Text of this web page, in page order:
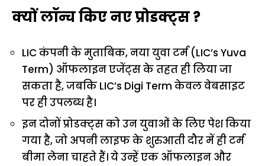
क्यों लॉन्च किए नए प्रोडक्ट्स ?
LIC कंपनी के मुताबिक, नया युवा टर्म (LIC’s Yuva
Term) ऑफलाइन एजेंट्स के तहत ही लिया जा
सकता है, जबकि LIC’s Digi Term केवल वेबसाइट
पर ही उपलब्ध है।
इन दोनों प्रोडक्ट्स को उन युवाओं के लिए पेश किया
गया है, जो अपनी लाइफ के शुरुआती दौर में ही टर्म
बीमा लेना चाहते हैं। ये उन्हें एक ऑफलाइन और